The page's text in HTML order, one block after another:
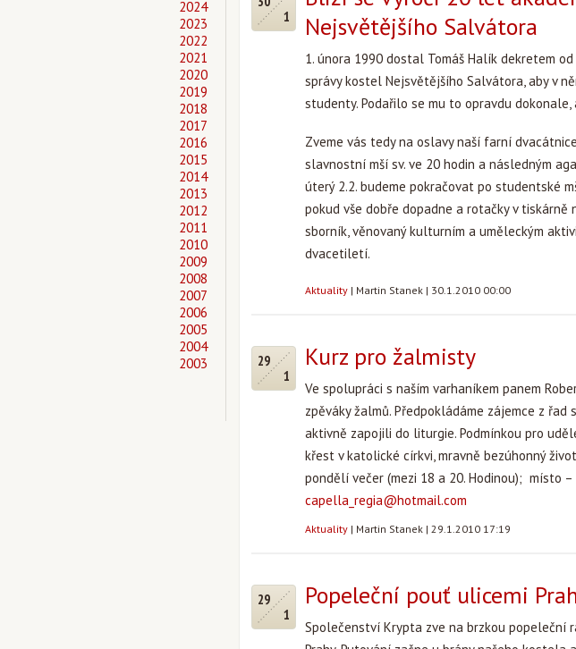
2024
2023
2022
2021
2020
2019
2018
2017
2016
2015
2014
2013
2012
2011
2010
2009
2008
2007
2006
2005
2004
2003
1
Nejsvětějšího Salvátora
1. února 1990 dostal Tomáš Halík dekretem
správy kostel Nejsvětějšího Salvátora, aby v
studenty. Podařilo se mu to opravdu
Zveme vás tedy na oslavy naší farní
slavnostní mší sv. ve 20 hodin a následným
úterý 2.2. budeme pokračovat po studentské
pokud vše dobře dopadne a rotačky v tiskárně
sborník, věnovaný kulturním a uměleckým
dvacetiletí.
Aktuality | Martin Stanek | 30.1.2010 00:00
29
1
Kurz pro žalmisty
Ve spolupráci s naším varhaníkem panem
zpěváky žalmů. Předpokládáme zájemce z
aktivně zapojili do liturgie. Podmínkou pro
křest v katolické církvi, mravně bezúhonný
pondělí večer (mezi 18 a 20. Hodinou); místo
capella_regia@hotmail.com
Aktuality | Martin Stanek | 29.1.2010 17:19
29
1
Popeleční pouť ulicemi
Společenství Krypta zve na brzkou popeleční